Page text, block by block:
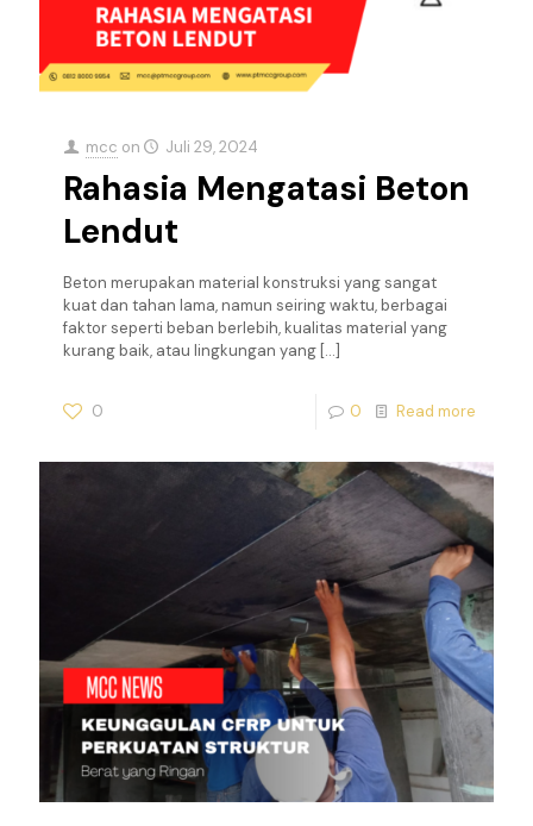
mcc on Juli 29, 2024
Rahasia Mengatasi Beton
Lendut
Beton merupakan material konstruksi yang sangat
kuat dan tahan lama, namun seiring waktu, berbagai
faktor seperti beban berlebih, kualitas material yang
kurang baik, atau lingkungan yang […]
0 0 Read more